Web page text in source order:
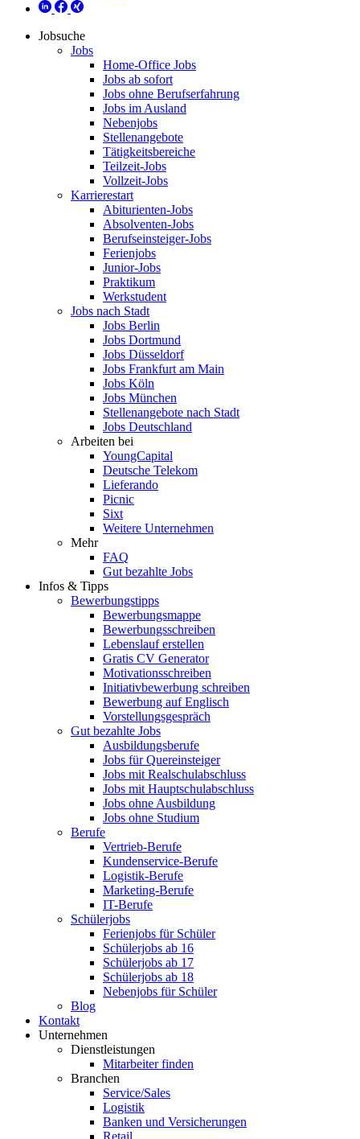
Jobsuche
Jobs
Home-Office Jobs
Jobs ab sofort
Jobs ohne Berufserfahrung
Jobs im Ausland
Nebenjobs
Stellenangebote
Tätigkeitsbereiche
Teilzeit-Jobs
Vollzeit-Jobs
Karrierestart
Abiturienten-Jobs
Absolventen-Jobs
Berufseinsteiger-Jobs
Ferienjobs
Junior-Jobs
Praktikum
Werkstudent
Jobs nach Stadt
Jobs Berlin
Jobs Dortmund
Jobs Düsseldorf
Jobs Frankfurt am Main
Jobs Köln
Jobs München
Stellenangebote nach Stadt
Jobs Deutschland
Arbeiten bei
YoungCapital
Deutsche Telekom
Lieferando
Picnic
Sixt
Weitere Unternehmen
Mehr
FAQ
Gut bezahlte Jobs
Infos & Tipps
Bewerbungstipps
Bewerbungsmappe
Bewerbungsschreiben
Lebenslauf erstellen
Gratis CV Generator
Motivationsschreiben
Initiativbewerbung schreiben
Bewerbung auf Englisch
Vorstellungsgespräch
Gut bezahlte Jobs
Ausbildungsberufe
Jobs für Quereinsteiger
Jobs mit Realschulabschluss
Jobs mit Hauptschulabschluss
Jobs ohne Ausbildung
Jobs ohne Studium
Berufe
Vertrieb-Berufe
Kundenservice-Berufe
Logistik-Berufe
Marketing-Berufe
IT-Berufe
Schülerjobs
Ferienjobs für Schüler
Schülerjobs ab 16
Schülerjobs ab 17
Schülerjobs ab 18
Nebenjobs für Schüler
Blog
Kontakt
Unternehmen
Dienstleistungen
Mitarbeiter finden
Branchen
Service/Sales
Logistik
Banken und Versicherungen
Retail